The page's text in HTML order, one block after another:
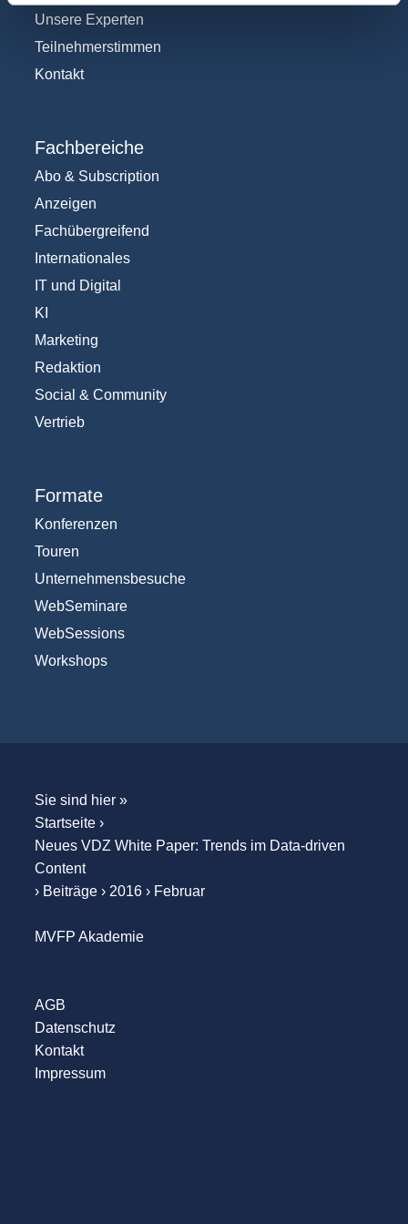
Unsere Experten
Teilnehmerstimmen
Kontakt
Fachbereiche
Abo & Subscription
Anzeigen
Fachübergreifend
Internationales
IT und Digital
KI
Marketing
Redaktion
Social & Community
Vertrieb
Formate
Konferenzen
Touren
Unternehmensbesuche
WebSeminare
WebSessions
Workshops
Sie sind hier »
Startseite›
Neues VDZ White Paper: Trends im Data-driven
Content
› Beiträge› 2016› Februar
MVFP Akademie
AGB
Datenschutz
Kontakt
Impressum